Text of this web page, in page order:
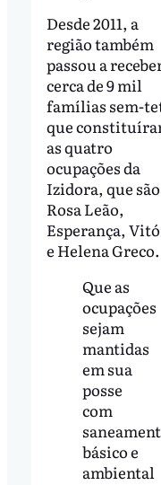
Desde 2011, a
região também
passou a
cerca de 9 mil
famílias sem-
que
as quatro
ocupações da
Izidora, que são
Rosa Leão,
Esperança,
e Helena Greco.
Que as
ocupações
sejam
mantidas
em sua
posse
com
básico e
ambiental